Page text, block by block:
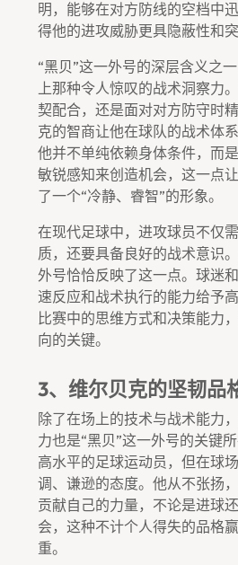
明，能够在对方防线的空档中
得他的进攻威胁更具隐蔽性和突
“黑贝”这一外号的深层含义之
上那种令人惊叹的战术洞察力
契配合，还是面对对方防守时
克的智商让他在球队的战术体
他并不单纯依赖身体条件，而
敏锐感知来创造机会，这一点
了一个“冷静、睿智”的形象。
在现代足球中，进攻球员不仅
质，还要具备良好的战术意识
外号恰恰反映了这一点。球迷
速反应和战术执行的能力给予
比赛中的思维方式和决策能力
向的关键。
3、维尔贝克的坚韧品
除了在场上的技术与战术能力
力也是“黑贝”这一外号的关键
高水平的足球运动员，但在球
调、谦逊的态度。他从不张扬
贡献自己的力量，不论是进球
会，这种不计个人得失的品格
重。